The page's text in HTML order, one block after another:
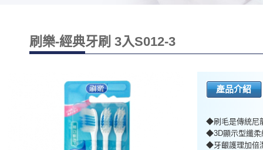
刷樂-經典牙刷 3入S012-3
產品介紹
◆刷毛是傳統尼
◆3D顯示型纖柔
◆牙齦護理加倍